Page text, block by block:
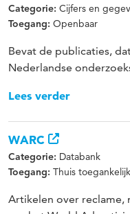
Categorie: Cijfers en
Toegang: Openbaar
Bevat de publicaties,
Nederlandse
Lees verder
WARC
Categorie: Databank
Toegang: Thuis
Artikelen over reclame,